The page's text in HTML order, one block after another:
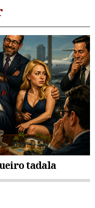
tadala